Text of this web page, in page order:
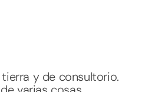
y de consultorio.